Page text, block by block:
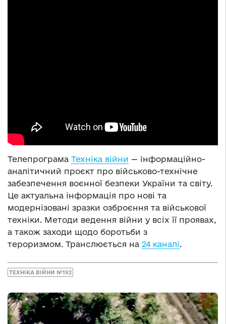
Телепрограма Техніка війни — інформаційно-
аналітичний проєкт про військово-технічне
забезпечення воєнної безпеки України та світу.
Це актуальна інформація про нові та
модернізовані зразки озброєння та військової
техніки. Методи ведення війни у всіх її проявах,
а також заходи щодо боротьби з
тероризмом. Транслюється на 24 каналі.
ТЕХНІКА ВІЙНИ №192